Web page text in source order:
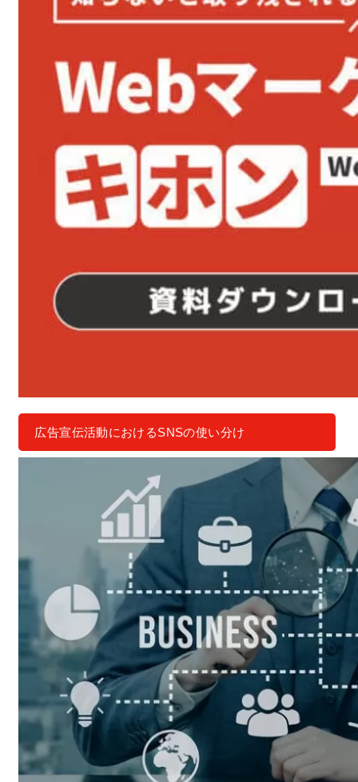
広告宣伝活動におけるSNSの使い分け